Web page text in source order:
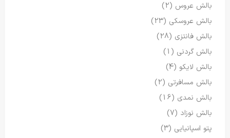
بالش عروس (2)
بالش عروسکی (23)
بالش فانتزی (28)
بالش گردنی (1)
بالش لایکو (4)
بالش مسافرتی (2)
بالش نمدی (16)
بالش نوزاد (7)
پتو اسپانیایی (3)